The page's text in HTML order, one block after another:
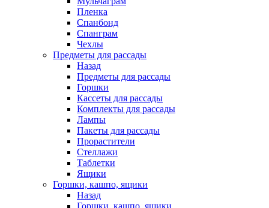
Пленка
Спанбонд
Спанграм
Чехлы
Предметы для рассады
Назад
Предметы для рассады
Горшки
Кассеты для рассады
Комплекты для рассады
Лампы
Пакеты для рассады
Прорастители
Стеллажи
Таблетки
Ящики
Горшки, кашпо, ящики
Назад
Горшки, кашпо, ящики